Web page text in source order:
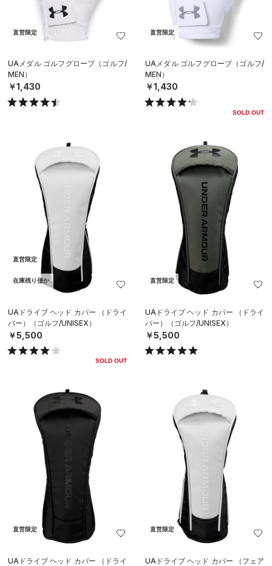
直営限定
UAメダル ゴルフグローブ（ゴルフ/
MEN）
￥1,430
直営限定
UAメダル ゴルフグローブ（ゴルフ/
MEN）
￥1,430
SOLD OUT
直営限定
在庫残り僅か
UAドライブ ヘッド カバー （ドライ
バー）（ゴルフ/UNISEX）
￥5,500
SOLD OUT
直営限定
UAドライブ ヘッド カバー （ドライ
バー）（ゴルフ/UNISEX）
￥5,500
直営限定
UAドライブ ヘッド カバー （ドライ
直営限定
UAドライブ ヘッド カバー （フェア